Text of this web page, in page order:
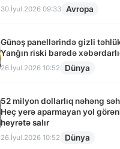
30.İyul.2026 09:33 Avropa
Günəş panellərində gizli
Yanğın riski barədə
26.İyul.2026 10:52 Dünya
52 milyon dollarlıq nəhəng
Heç yerə aparmayan yol
heyrətə salır
26.İyul.2026 10:52 Dünya